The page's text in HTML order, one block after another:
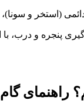
(استخر و سونا)،
پنجره و درب، با
راهنمای